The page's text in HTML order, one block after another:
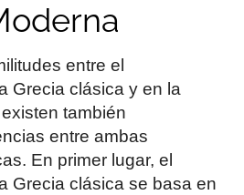
entre el
Grecia clásica y en la
también
entre ambas
En primer lugar, el
Grecia clásica se basa en